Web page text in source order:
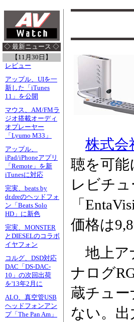
◇ 最新ニュース ◇
【11月30日】
レビュー
アップル、UIを一
新した「iTunes
11」を公開
マウス、AM/FMラ
ジオ搭載オーディ
オプレーヤー
「Lyumo M33」
アップル、
iPad/iPhoneアプリ
「Remote」を新
iTunesに対応
完実、beats by
dr.dreのヘッドフォ
ン「Beats Solo
HD」に新色
完実、MONSTER
とDIESELのコラボ
イヤフォン
コルグ、DSD対応
DAC「DS-DAC-
10」の次回出荷
を'13年2月に
ALO、真空管USB
ヘッドフォンアン
プ「The Pan Am」
株式会
聴を可
レビチ
「
価格は
地上ア
ナログ
蔵チュ
ない。出